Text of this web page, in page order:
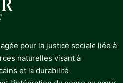
pour la justice sociale liée à
naturelles visant à
et la durabilité